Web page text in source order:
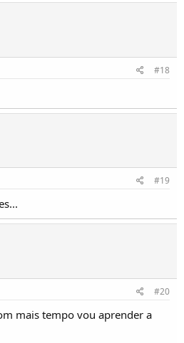
#18
#19
#20
mais tempo vou aprender a